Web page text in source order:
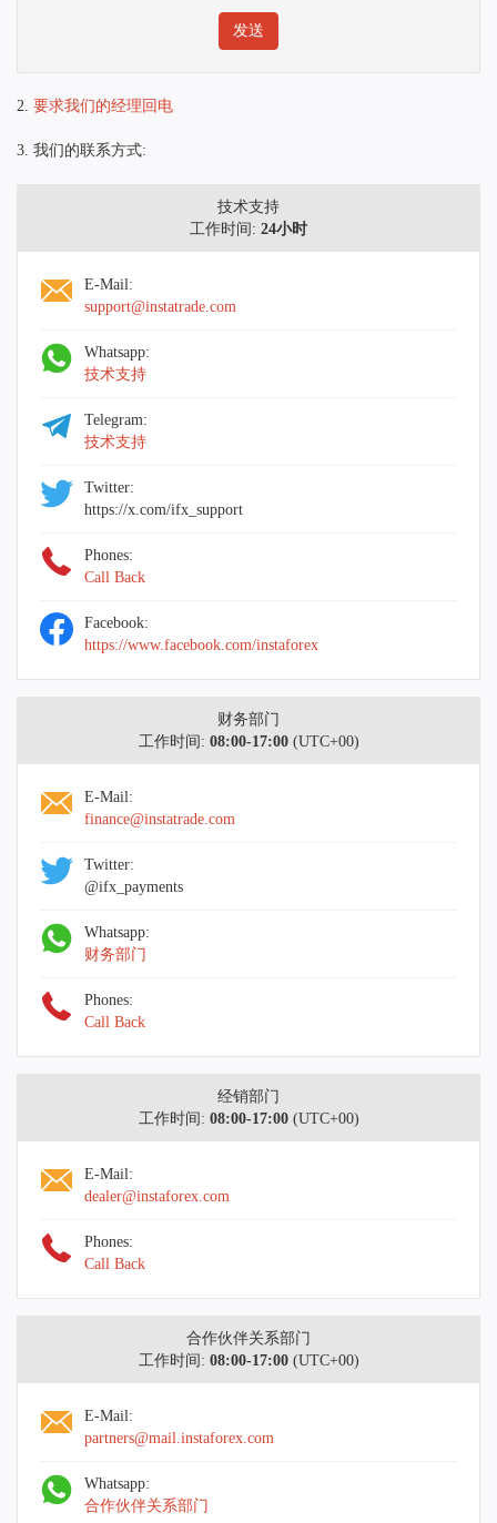
2. 要求我们的经理回电
3. 我们的联系方式:
技术支持
工作时间: 24小时
E-Mail:
support@instatrade.com
Whatsapp:
技术支持
Telegram:
技术支持
Twitter:
https://x.com/ifx_support
Phones:
Call Back
Facebook:
https://www.facebook.com/instaforex
财务部门
工作时间: 08:00-17:00(UTC+00)
E-Mail:
finance@instatrade.com
Twitter:
@ifx_payments
Whatsapp:
财务部门
Phones:
Call Back
经销部门
工作时间: 08:00-17:00(UTC+00)
E-Mail:
dealer@instaforex.com
Phones:
Call Back
合作伙伴关系部门
工作时间: 08:00-17:00(UTC+00)
E-Mail:
partners@mail.instaforex.com
Whatsapp:
合作伙伴关系部门